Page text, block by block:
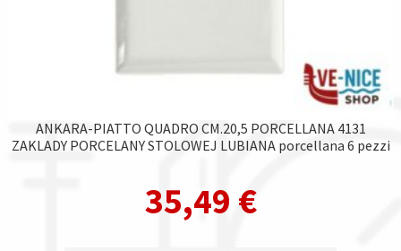
ANKARA-PIATTO QUADRO CM.20,5 PORCELLANA 4131
ZAKLADY PORCELANY STOLOWEJ LUBIANA porcellana 6 pezzi
35,49 €